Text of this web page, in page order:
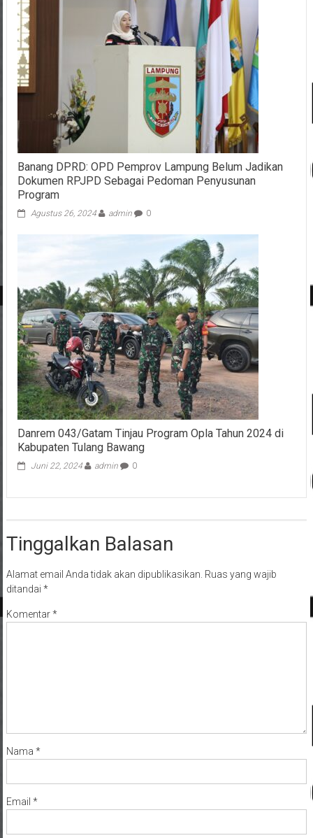
Banang DPRD: OPD Pemprov Lampung Belum Jadikan
Dokumen RPJPD Sebagai Pedoman Penyusunan
Program
Agustus 26, 2024 admin 0
Danrem 043/Gatam Tinjau Program Opla Tahun 2024 di
Kabupaten Tulang Bawang
Juni 22, 2024 admin 0
Tinggalkan Balasan
Alamat email Anda tidak akan dipublikasikan. Ruas yang wajib
ditandai *
Komentar*
Nama *
Email *